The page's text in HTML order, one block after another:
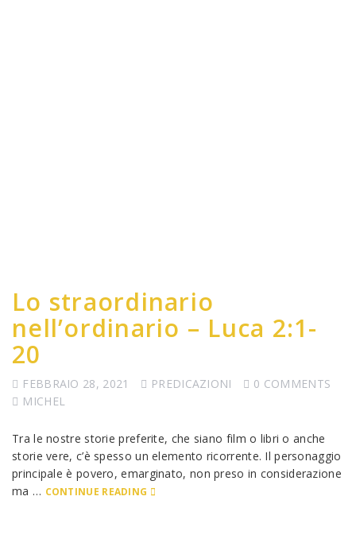
Lo straordinario
nell’ordinario – Luca 2:1-
20
FEBBRAIO 28, 2021 PREDICAZIONI
0 COMMENTS
MICHEL
Tra le nostre storie preferite, che siano film o libri o anche
storie vere, c’è spesso un elemento ricorrente. Il personaggio
principale è povero, emarginato, non preso in considerazione
ma … CONTINUE READING